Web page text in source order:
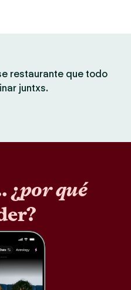
restaurante que todo
juntxs.
¿por qué